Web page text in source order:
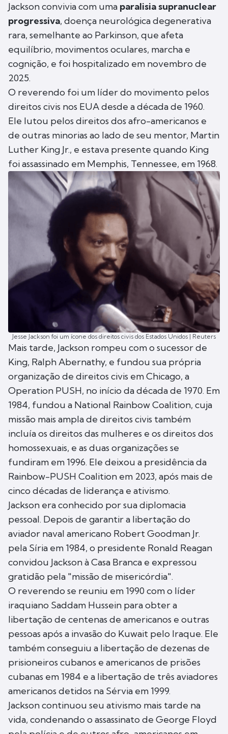
Jackson convivia com uma paralisia supranuclear
progressiva, doença neurológica degenerativa
rara, semelhante ao Parkinson, que afeta
equilíbrio, movimentos oculares, marcha e
cognição, e foi hospitalizado em novembro de
2025.
O reverendo foi um líder do movimento pelos
direitos civis nos EUA desde a década de 1960.
Ele lutou pelos direitos dos afro-americanos e
de outras minorias ao lado de seu mentor, Martin
Luther King Jr., e estava presente quando King
foi assassinado em Memphis, Tennessee, em 1968.
Jesse Jackson foi um ícone dos direitos civis dos Estados Unidos | Reuters
Mais tarde, Jackson rompeu com o sucessor de
King, Ralph Abernathy, e fundou sua própria
organização de direitos civis em Chicago, a
Operation PUSH, no início da década de 1970. Em
1984, fundou a National Rainbow Coalition, cuja
missão mais ampla de direitos civis também
incluía os direitos das mulheres e os direitos dos
homossexuais, e as duas organizações se
fundiram em 1996. Ele deixou a presidência da
Rainbow-PUSH Coalition em 2023, após mais de
cinco décadas de liderança e ativismo.
Jackson era conhecido por sua diplomacia
pessoal. Depois de garantir a libertação do
aviador naval americano Robert Goodman Jr.
pela Síria em 1984, o presidente Ronald Reagan
convidou Jackson à Casa Branca e expressou
gratidão pela "missão de misericórdia".
O reverendo se reuniu em 1990 com o líder
iraquiano Saddam Hussein para obter a
libertação de centenas de americanos e outras
pessoas após a invasão do Kuwait pelo Iraque. Ele
também conseguiu a libertação de dezenas de
prisioneiros cubanos e americanos de prisões
cubanas em 1984 e a libertação de três aviadores
americanos detidos na Sérvia em 1999.
Jackson continuou seu ativismo mais tarde na
vida, condenando o assassinato de George Floyd